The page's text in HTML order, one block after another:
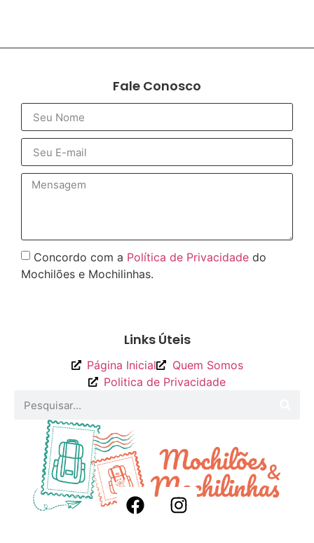
Fale Conosco
Concordo com a Política de Privacidade do
Mochilões e Mochilinhas.
Links Úteis
Página Inicial
Quem Somos
Politica de Privacidade